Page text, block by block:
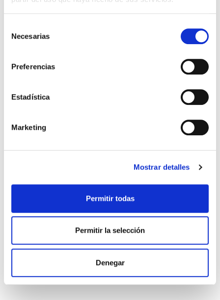
Necesarias
Preferencias
Estadística
Marketing
Mostrar detalles
Permitir todas
Permitir la selección
Denegar